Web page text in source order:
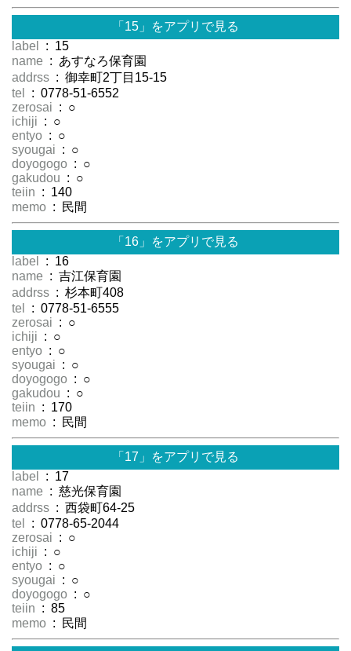
「15」をアプリで見る
label
: 15
name : あすなろ保育園
addrss : 御幸町2丁目15-15
tel
: 0778-51-6552
zerosai : ○
ichiji : ○
entyo : ○
syougai : ○
doyogogo : ○
gakudou : ○
teiin : 140
memo : 民間
「16」をアプリで見る
label
: 16
name : 吉江保育園
addrss : 杉本町408
tel
: 0778-51-6555
zerosai : ○
ichiji : ○
entyo : ○
syougai : ○
doyogogo : ○
gakudou : ○
teiin : 170
memo : 民間
「17」をアプリで見る
label
: 17
name : 慈光保育園
addrss : 西袋町64-25
tel
: 0778-65-2044
zerosai : ○
ichiji : ○
entyo : ○
syougai : ○
doyogogo : ○
teiin : 85
memo : 民間